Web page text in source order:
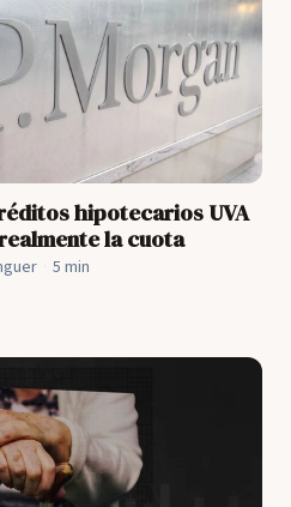
hipotecarios UVA
la cuota
5 min